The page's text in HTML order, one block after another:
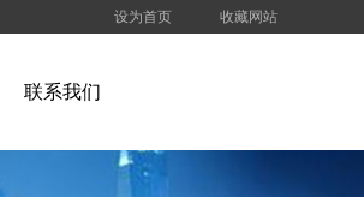
收藏网站
设为首页
联系我们